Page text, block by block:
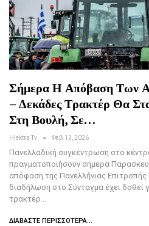
Σήμερα Η Απόβαση Των
– Δεκάδες Τρακτέρ Θα
Στη Βουλή, Σε…
Hlektra Tv Φεβ 13, 2026
Πανελλαδική συγκέντρωση στο
πραγματοποιήσουν σήμερα
απόφαση της Πανελλήνιας
διαδήλωση στο Σύνταγμα έχει δοθεί
τρακτέρ…
ΔΙΑΒΆΣΤΕ ΠΕΡΙΣΣΌΤΕΡΑ...